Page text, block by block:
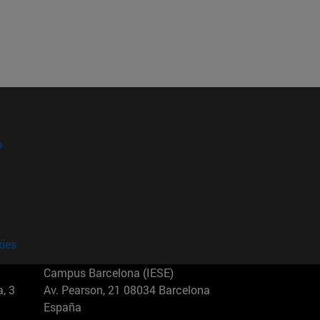
3
Campus Barcelona (IESE)
Av. Pearson, 21 08034 Barcelona
España